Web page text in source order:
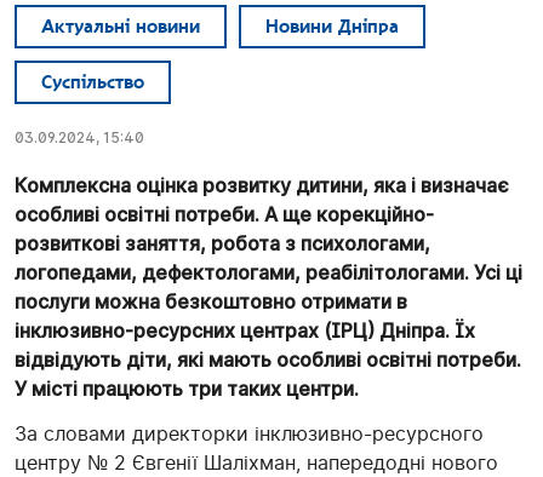
Актуальні новини Новини Дніпра
Суспільство
03.09.2024, 15:40
Комплексна оцінка розвитку дитини, яка і визначає
особливі освітні потреби. А ще корекційно-
розвиткові заняття, робота з психологами,
логопедами, дефектологами, реабілітологами. Усі ці
послуги можна безкоштовно отримати в
інклюзивно-ресурсних центрах (ІРЦ) Дніпра. Їх
відвідують діти, які мають особливі освітні потреби.
У місті працюють три таких центри.
За словами директорки інклюзивно-ресурсного
центру № 2 Євгенії Шаліхман, напередодні нового